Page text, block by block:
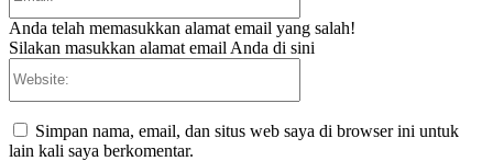
Anda telah memasukkan alamat email yang salah!
Silakan masukkan alamat email Anda di sini
Simpan nama, email, dan situs web saya di browser ini untuk
lain kali saya berkomentar.